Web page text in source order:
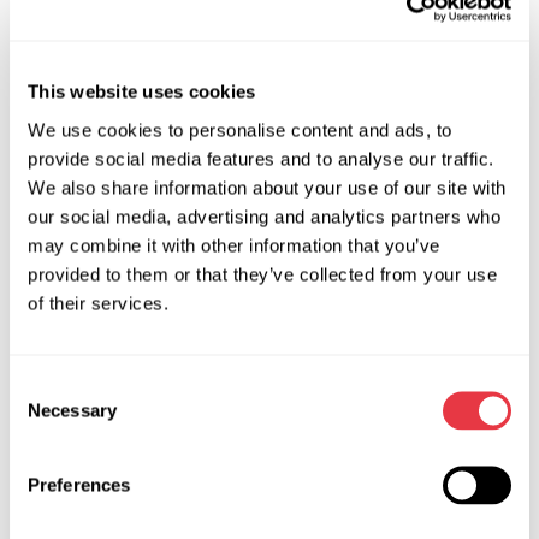
This website uses cookies
We use cookies to personalise content and ads, to
provide social media features and to analyse our traffic.
We also share information about your use of our site with
our social media, advertising and analytics partners who
may combine it with other information that you’ve
provided to them or that they’ve collected from your use
of their services.
Selection
Necessary
Preferences
Автомайстер, повинен відразу побачити і визначити
нерівності, дефекти автомобіля до проведення
процедури. Автомаляр здійснює такі роботи: підготовку
інструментів і поверхні автомобіля, добірку матеріалу,
безпосередньо фарбування.
Колорист.Колорист використовує у своїй роботі вже
затверджену рецептуру або розробляє власні кольори.
каталозі зразків вподобаний колір, а колорист підбирає
потрібний тон.
В автосервісах замовник обирає в каталозі зразків
вподобаний колір, а колорист підбирає потрібний тон.